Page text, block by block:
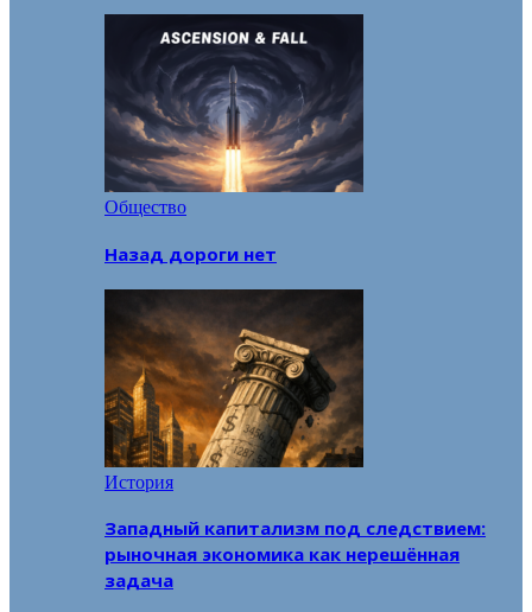
Общество
Назад дороги нет
История
Западный капитализм под следствием:
рыночная экономика как нерешённая
задача